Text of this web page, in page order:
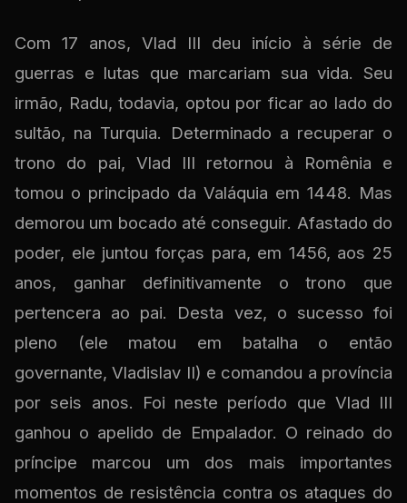
Com 17 anos, Vlad III deu início à série de
guerras e lutas que marcariam sua vida. Seu
irmão, Radu, todavia, optou por ficar ao lado do
sultão, na Turquia. Determinado a recuperar o
trono do pai, Vlad III retornou à Romênia e
tomou o principado da Valáquia em 1448. Mas
demorou um bocado até conseguir. Afastado do
poder, ele juntou forças para, em 1456, aos 25
anos, ganhar definitivamente o trono que
pertencera ao pai. Desta vez, o sucesso foi
pleno (ele matou em batalha o então
governante, Vladislav II) e comandou a província
por seis anos. Foi neste período que Vlad III
ganhou o apelido de Empalador. O reinado do
príncipe marcou um dos mais importantes
momentos de resistência contra os ataques do